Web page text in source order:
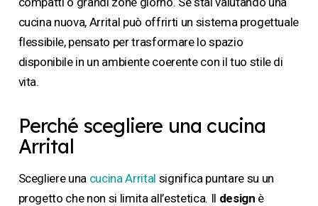
cucina nuova, Arrital può offrirti un sistema progettuale
flessibile, pensato per trasformare lo spazio
disponibile in un ambiente coerente con il tuo stile di
vita.
Perché scegliere una cucina
Arrital
Scegliere una cucina Arrital significa puntare su un
progetto che non si limita all’estetica. Il design è